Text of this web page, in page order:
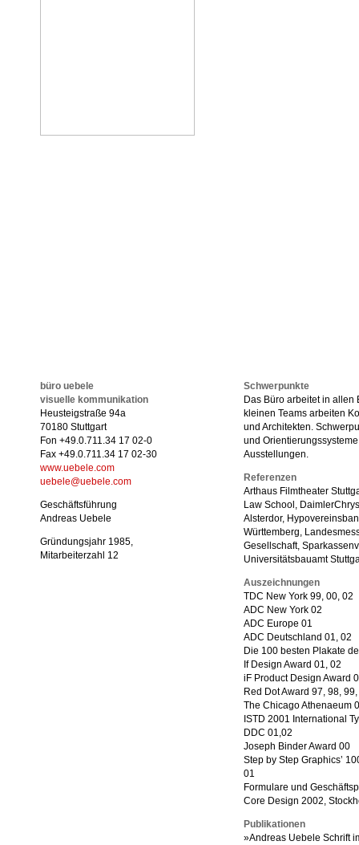
büro uebele
visuelle kommunikation
Heusteigstraße 94a
70180 Stuttgart
Fon +49.0.711.34 17 02-0
Fax +49.0.711.34 17 02-30
www.uebele.com
uebele@uebele.com
Geschäftsführung
Andreas Uebele
Gründungsjahr 1985,
Mitarbeiterzahl 12
Schwerpunkte
Das Büro arbeitet in
kleinen Teams arbeiten
und Architekten.
und
Ausstellungen.
Referenzen
Arthaus Filmtheater
Law School,
Alsterdor,
Württemberg,
Gesellschaft,
Universitätsbauamt
Auszeichnungen
TDC New York 99, 00, 02
ADC New York 02
ADC Europe 01
ADC Deutschland 01, 02
Die 100 besten Plakate
If Design Award 01, 02
iF Product Design Award
Red Dot Award 97, 98,
The Chicago Athenaeum
ISTD 2001 International
DDC 01,02
Joseph Binder Award 00
Step by Step Graphics’
01
Formulare und
Core Design 2002,
Publikationen
»Andreas Uebele Schrift